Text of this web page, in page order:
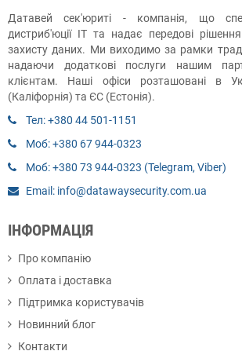
Датавей сек'юриті - компанія, що
дистриб'юції ІТ та надає передові
захисту даних. Ми виходимо за рамки
надаючи додаткові послуги нашим
клієнтам. Наші офіси розташовані в
(Каліфорнія) та ЄС (Естонія).
Тел: +380 44 501-1151
Моб: +380 67 944-0323
Моб: +380 73 944-0323 (Telegram, Viber)
Email: info@datawaysecurity.com.ua
ІНФОРМАЦІЯ
Про компанію
Оплата і доставка
Підтримка користувачів
Новинний блог
Контакти